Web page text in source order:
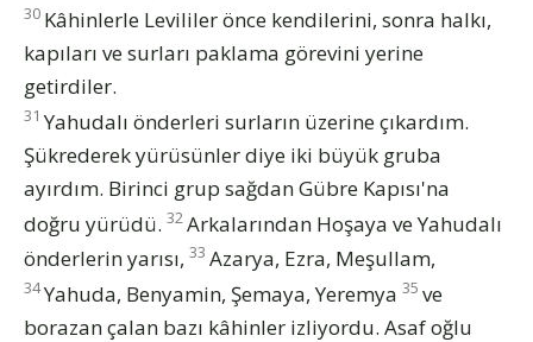
30 Kâhinlerle Levililer önce kendilerini, sonra halkı,
kapıları ve surları paklama görevini yerine
getirdiler.
31 Yahudalı önderleri surların üzerine çıkardım.
Şükrederek yürüsünler diye iki büyük gruba
ayırdım. Birinci grup sağdan Gübre Kapısı'na
doğru yürüdü. 32Arkalarından Hoşaya ve Yahudalı
önderlerin yarısı, 33 Azarya, Ezra, Meşullam,
34Yahuda, Benyamin, Şemaya, Yeremya 35 ve
borazan çalan bazı kâhinler izliyordu. Asaf oğlu